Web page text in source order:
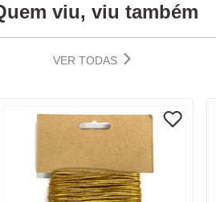
viu, viu também
VER TODAS